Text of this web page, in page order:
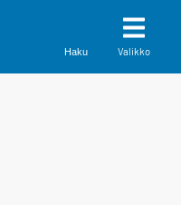
Haku Valikko